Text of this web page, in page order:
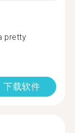
pretty
下载软件